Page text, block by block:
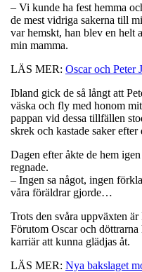
– Vi kunde ha fest hemma
de mest vidriga sakerna till
var hemskt, han blev en helt
min mamma.
LÄS MER: Oscar och Peter
Ibland gick de så långt att
väska och fly med honom
pappan vid dessa tillfällen
skrek och kastade saker efter
Dagen efter åkte de hem
regnade.
– Ingen sa något, ingen
våra föräldrar gjorde…
Trots den svåra uppväxten
Förutom Oscar och
karriär att kunna glädjas åt.
LÄS MER: Nya bakslaget